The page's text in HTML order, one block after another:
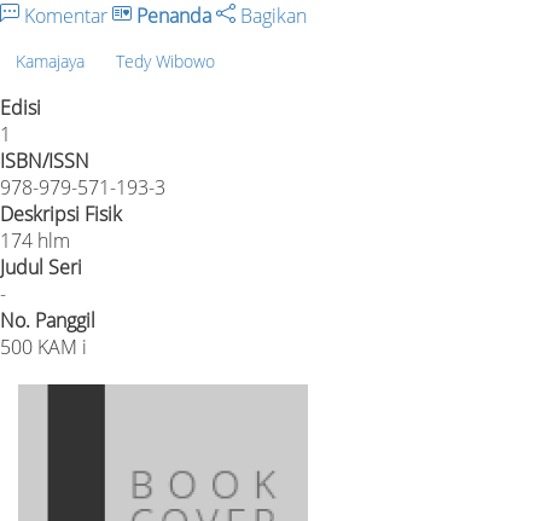
Komentar Penanda Bagikan
Kamajaya Tedy Wibowo
Edisi
1
ISBN/ISSN
978-979-571-193-3
Deskripsi Fisik
174 hlm
Judul Seri
-
No. Panggil
500 KAM i